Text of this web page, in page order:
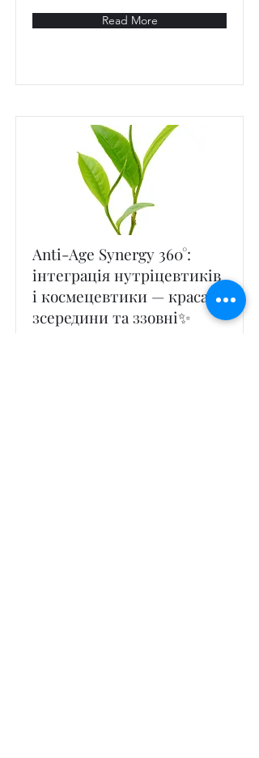
Read More
Anti-Age Synergy 360°:
інтеграція нутріцевтиків
і космецевтики — краса
зсередини та ззовні✨